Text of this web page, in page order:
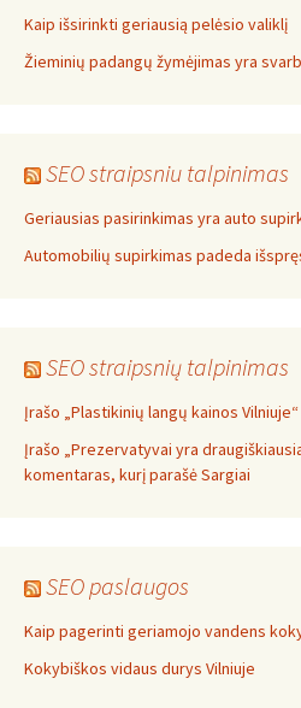
Kaip išsirinkti geriausią pelėsio valiklį
Žieminių padangų žymėjimas yra
SEO straipsniu talpinimas
Geriausias pasirinkimas yra auto
Automobilių supirkimas padeda
SEO straipsnių talpinimas
Įrašo „Plastikinių langų kainos
Įrašo „Prezervatyvai yra
komentaras, kurį parašė Sargiai
SEO paslaugos
Kaip pagerinti geriamojo vandens
Kokybiškos vidaus durys Vilniuje